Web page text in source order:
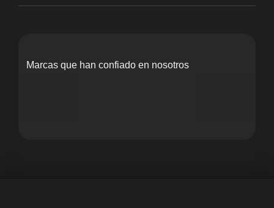
Marcas que han confiado en nosotros